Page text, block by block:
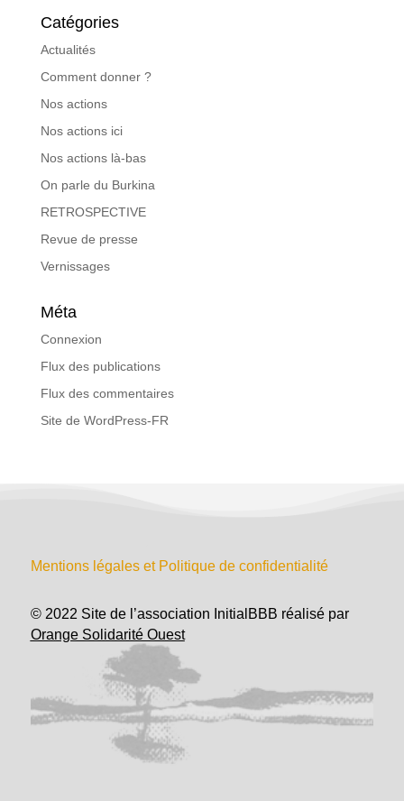
Catégories
Actualités
Comment donner ?
Nos actions
Nos actions ici
Nos actions là-bas
On parle du Burkina
RETROSPECTIVE
Revue de presse
Vernissages
Méta
Connexion
Flux des publications
Flux des commentaires
Site de WordPress-FR
Mentions légales et Politique de confidentialité
© 2022 Site de l’association InitialBBB réalisé par
Orange Solidarité Ouest